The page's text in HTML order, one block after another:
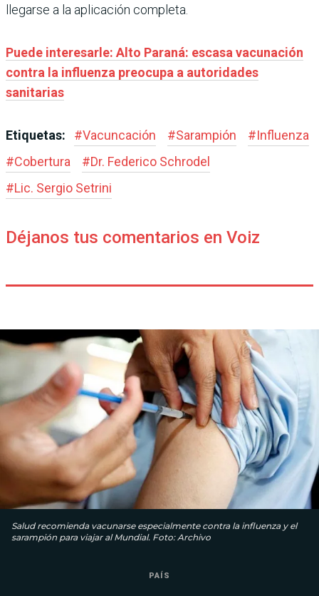
llegarse a la aplicación completa.
Puede interesarle: Alto Paraná: escasa vacunación
contra la influenza preocupa a autoridades
sanitarias
Etiquetas: #Vacuncación #Sarampión #Influenza
#Cobertura #Dr. Federico Schrodel
#Lic. Sergio Setrini
Déjanos tus comentarios en Voiz
Salud recomienda vacunarse especialmente contra la influenza y el
sarampión para viajar al Mundial. Foto: Archivo
PAÍS